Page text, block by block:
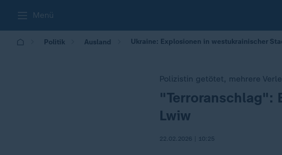
Menü
Politik Ausland Ukraine: Explosionen in westukrainischer
Polizistin getötet, mehrere
:"Terroranschlag":
Lwiw
22.02.2026 | 10:25